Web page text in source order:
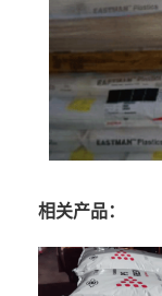
相关产品：